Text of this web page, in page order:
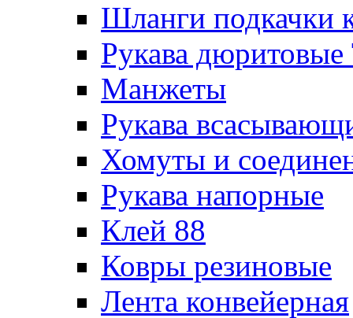
Шланги подкачки
Рукава
Манжеты
Рукава
Хомуты и
Рукава напорные
Клей 88
Ковры резиновые
Лента конвейерная